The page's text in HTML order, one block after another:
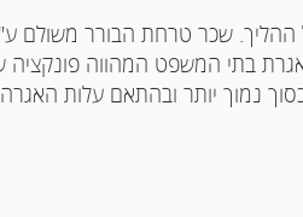
ההליך. שכר טרחת הבורר משולם
בתי המשפט המהווה פונקציה
נמוך יותר ובהתאם עלות